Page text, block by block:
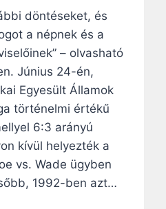
döntéseket, és
a népnek és a
– olvasható
Június 24-én,
Egyesült Államok
történelmi értékű
6:3 arányú
kívül helyezték a
vs. Wade ügyben
1992-ben azt…